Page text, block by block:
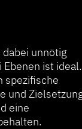
unnötig
ist ideal.
spezifische
und
eine